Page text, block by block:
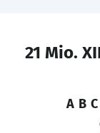
21 Mio.
A B C